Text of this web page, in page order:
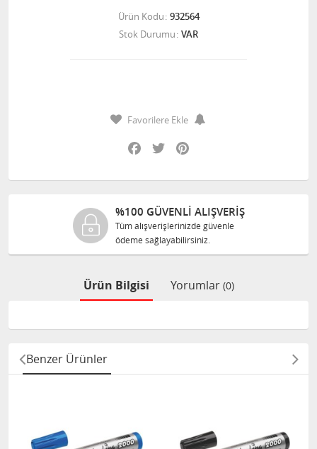
Ürün Kodu 932564
Stok Durumu VAR
Favorilere Ekle
Facebook
Twitter
%100 GÜVENLİ ALIŞVERİŞ
Tüm alışverişlerinizde güvenle
ödeme sağlayabilirsiniz.
Ürün Bilgisi Yorumlar (0)
Benzer Ürünler